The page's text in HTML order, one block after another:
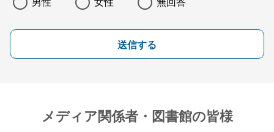
男性 女性 無回答
送信する
メディア関係者・図書館の皆様